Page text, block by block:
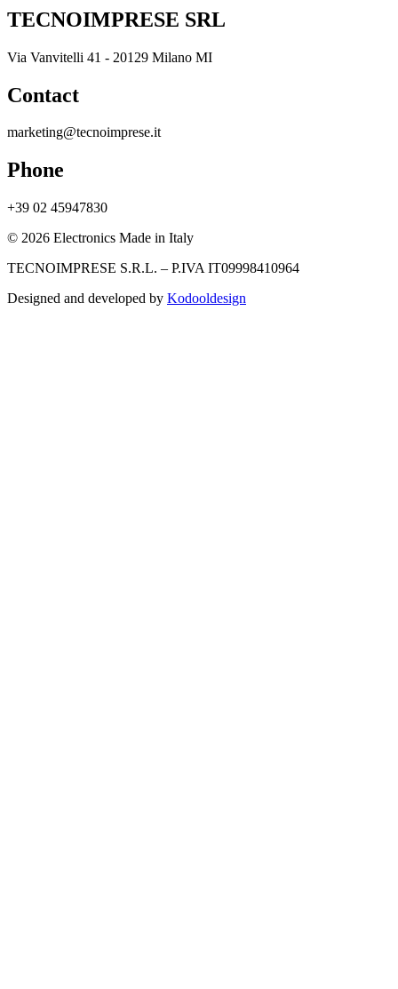
TECNOIMPRESE SRL
Via Vanvitelli 41 - 20129 Milano MI
Contact
marketing@tecnoimprese.it
Phone
+39 02 45947830
© 2026 Electronics Made in Italy
TECNOIMPRESE S.R.L. – P.IVA IT09998410964
Designed and developed by Kodooldesign